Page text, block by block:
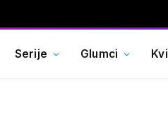
Serije Glumci